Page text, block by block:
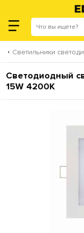
Светильники
Светодиодный
15W 4200К